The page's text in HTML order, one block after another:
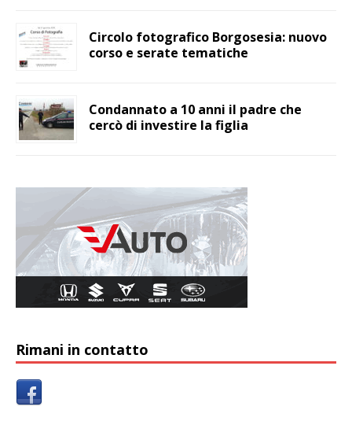
Circolo fotografico Borgosesia: nuovo
corso e serate tematiche
Condannato a 10 anni il padre che
cercò di investire la figlia
Rimani in contatto